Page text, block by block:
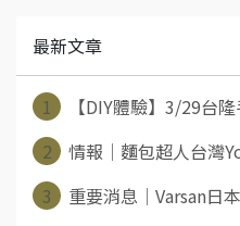
最新文章
1
【DIY體驗】3/29台
2
情報│麵包超人台灣
3
重要消息│Varsan日